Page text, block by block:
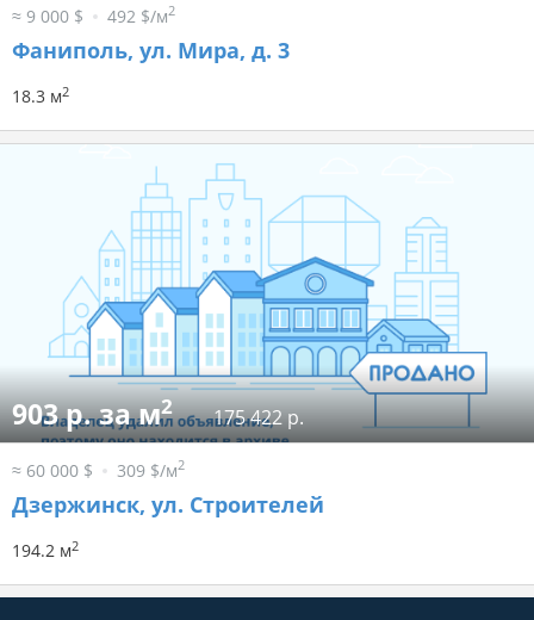
≈ 9 000 $ 492 $/м2
Фаниполь, ул. Мира, д. 3
18.3 м2
903 р. за м2 175 422 р.
≈ 60 000 $ 309 $/м2
Дзержинск, ул. Строителей
194.2 м2